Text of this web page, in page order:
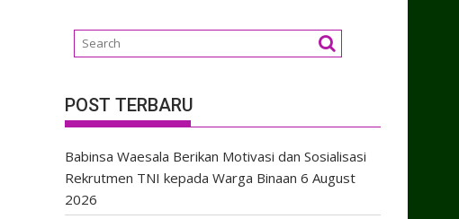
POST TERBARU
Babinsa Waesala Berikan Motivasi dan Sosialisasi
Rekrutmen TNI kepada Warga Binaan 6 August
2026